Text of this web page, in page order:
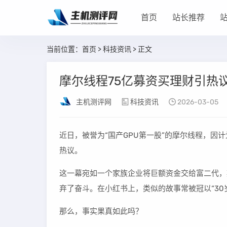
首页 站长推荐
当前位置： 首页 >科技资讯 > 正文
摩尔线程75亿募资买理财引热
主机测评网 科技资讯 2026-03-05
近日，被誉为“国产GPU第一股”的摩尔线程，因
热议。
这一幕宛如一个家族企业将巨额资金交给富二代
弃了奋斗。在小红书上，类似的故事常被冠以
那么，事实果真如此吗？